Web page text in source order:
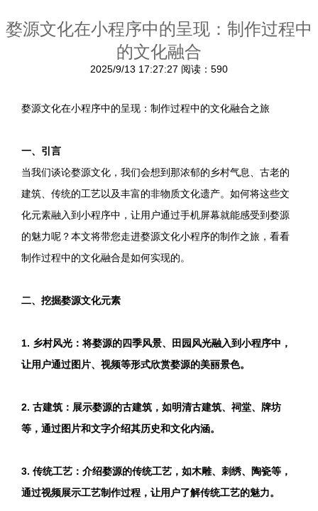
婺源文化在小程序中的呈现：制作过程中
的文化融合
2025/9/13 17:27:27 阅读：590
婺源文化在小程序中的呈现：制作过程中的文化融合之旅
一、引言
当我们谈论婺源文化，我们会想到那浓郁的乡村气息、古老的
建筑、传统的工艺以及丰富的非物质文化遗产。如何将这些文
化元素融入到小程序中，让用户通过手机屏幕就能感受到婺源
的魅力呢？本文将带您走进婺源文化小程序的制作之旅，看看
制作过程中的文化融合是如何实现的。
二、挖掘婺源文化元素
1. 乡村风光：将婺源的四季风景、田园风光融入到小程序中，
让用户通过图片、视频等形式欣赏婺源的美丽景色。
2. 古建筑：展示婺源的古建筑，如明清古建筑、祠堂、牌坊
等，通过图片和文字介绍其历史和文化内涵。
3. 传统工艺：介绍婺源的传统工艺，如木雕、刺绣、陶瓷等，
通过视频展示工艺制作过程，让用户了解传统工艺的魅力。